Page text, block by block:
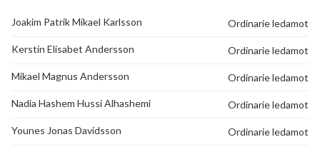
Joakim Patrik Mikael Karlsson Ordinarie ledamot
Kerstin Elisabet Andersson Ordinarie ledamot
Mikael Magnus Andersson Ordinarie ledamot
Nadia Hashem Hussi Alhashemi Ordinarie ledamot
Younes Jonas Davidsson Ordinarie ledamot